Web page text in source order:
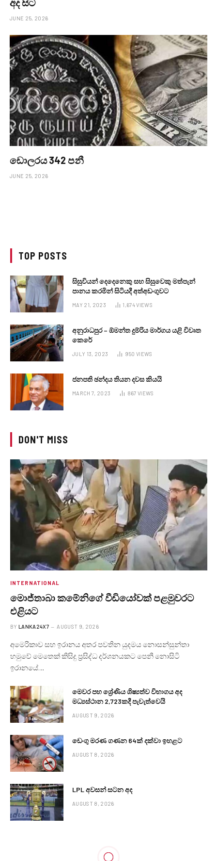
අද සිට
JUNE 25, 2026
ඩොලරය 342 පනී
JUNE 25, 2026
TOP POSTS
සිසුවියන් දෙදෙනෙකු සහ සිසුවෙකු මත්පැන්
පානය කරමින් සිටියදී අත්අඩංගුවට
MAY 21, 2023 1,674VIEWS
අනුරාධපුර – ඕමන්ත දුම්රිය මාර්ගය යළි විවෘත
කෙරේ
JULY 13, 2023 950 VIEWS
ජනපති ඡන්දය තියන දවස කියයි
MARCH 7, 2023 867 VIEWS
DON'T MISS
INTERNATIONAL
මොජ්තාබා කමේනිගේ වීඩියෝවක් පළමුවරට
එළියට
BY LANKA24X7 AUGUST 9, 2026
අමෙරිකාව සහ ඉරානය අතර පවතින යුදමය නොසන්සුන්තා
හමුවේ මෙතෙක් කිසිදු ප්‍රසිද්ධ දර්ශනයකට පෙනී නොසිටි
ඉරානයේ…
මෙවර පහ ශ්‍රේණිය ශිෂ්‍යත්ව විභාගය අද
මධ්‍යස්ථාන 2,723කදී පැවැත්වෙයි
AUGUST 9, 2026
ඩෙංගු මරණ ගණන 64ක් දක්වා ඉහළට
AUGUST 8, 2026
LPL අවසන් සටන අද
AUGUST 8, 2026